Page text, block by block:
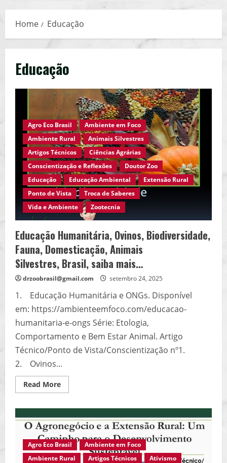
Home Educação
Educação
Agro Eco Brasil
Ambiente em Foco
Ambiente Rural
Animais Silvestres
Artigos Técnicos
Ciências Agrárias
Conscientização e Reflexões
Doutor Zoo
Educação
Educação Ambiental
Extensão Rural
Ponto de Vista
Troca de Saberes
Vida e Ambiente
Zootecnia
Educação Humanitária, Ovinos, Biodiversidade,
Fauna, Domesticação, Animais
Silvestres, Brasil, saiba mais…
drzoobrasil@gmail.com setembro 24, 2025
1. Educação Humanitária e ONGs. Disponível
em: https://ambienteemfoco.com/educacao-
humanitaria-e-ongs Série: Etologia,
Comportamento e Bem Estar Animal. Artigo
Técnico/Ponto de Vista/Conscientização nº1.
2. Ovinos...
Read MoreRead
more
Ovinos,
Biodiversidade,
Fauna,
Domesticação,
Animais
Silvestres, Brasil,
Agro Eco Brasil
Ambiente em Foco
Ambiente Rural
Artigos Técnicos
Ativismo